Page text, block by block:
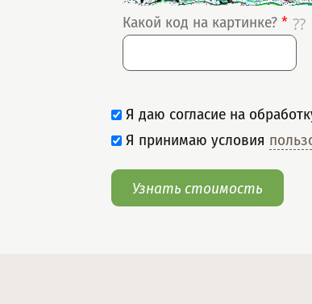
Какой код на картинке?*
Я даю согласие на
Я принимаю условия